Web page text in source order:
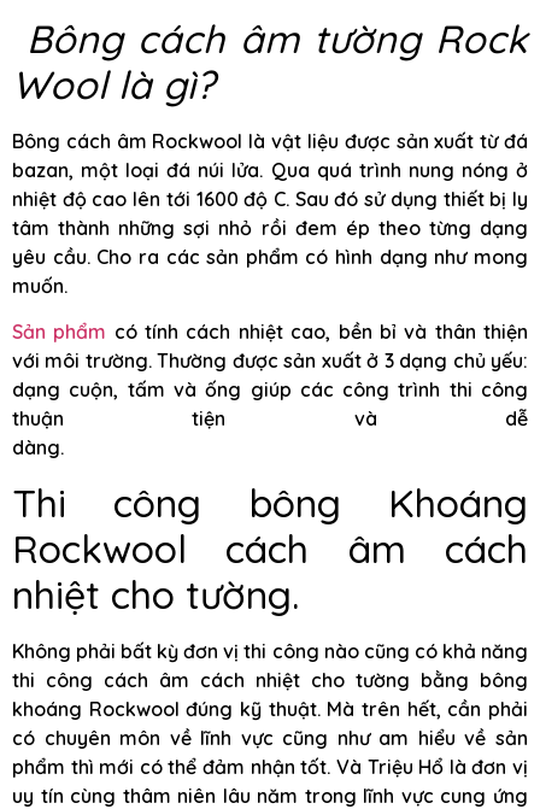
Bông cách âm tường Rock
Wool là gì?
Bông cách âm Rockwool là vật liệu được sản xuất từ đá
bazan, một loại đá núi lửa. Qua quá trình nung nóng ở
nhiệt độ cao lên tới 1600 độ C. Sau đó sử dụng thiết bị ly
tâm thành những sợi nhỏ rồi đem ép theo từng dạng
yêu cầu. Cho ra các sản phẩm có hình dạng như mong
muốn.
Sản phẩm có tính cách nhiệt cao, bền bỉ và thân thiện
với môi trường. Thường được sản xuất ở 3 dạng chủ yếu:
dạng cuộn, tấm và ống giúp các công trình thi công
thuận tiện và dễ
dàng.
Thi công bông Khoáng
Rockwool cách âm cách
nhiệt cho tường.
Không phải bất kỳ đơn vị thi công nào cũng có khả năng
thi công cách âm cách nhiệt cho tường bằng bông
khoáng Rockwool đúng kỹ thuật. Mà trên hết, cần phải
có chuyên môn về lĩnh vực cũng như am hiểu về sản
phẩm thì mới có thể đảm nhận tốt. Và Triệu Hổ là đơn vị
uy tín cùng thâm niên lâu năm trong lĩnh vực cung ứng